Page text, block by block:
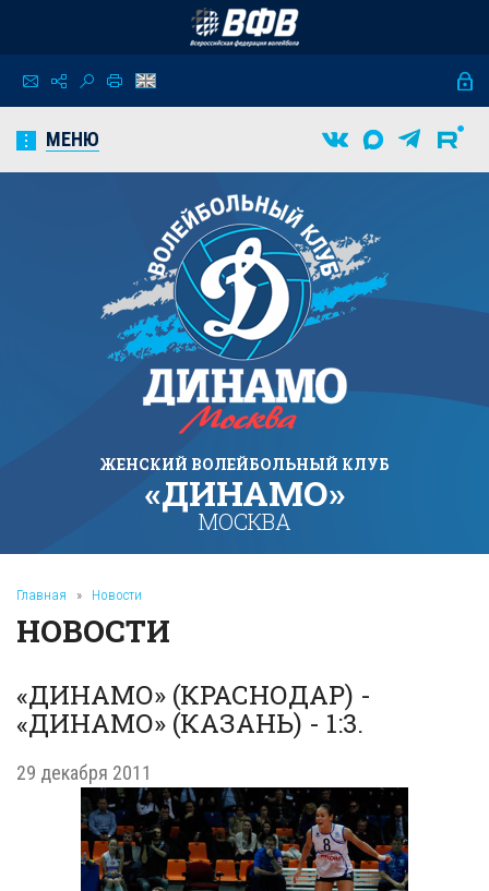
МЕНЮ
ЖЕНСКИЙ ВОЛЕЙБОЛЬНЫЙ КЛУБ
«ДИНАМО»
МОСКВА
Главная » Новости
НОВОСТИ
«ДИНАМО» (КРАСНОДАР) -
«ДИНАМО» (КАЗАНЬ) - 1:3.
29 декабря 2011